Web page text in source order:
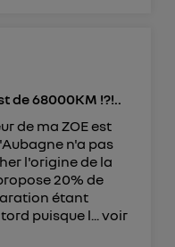
de 68000KM !?!..
de ma ZOE est
n'a pas
l'origine de la
20% de
étant
puisque l...voir